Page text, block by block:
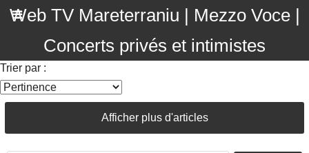
Web TV Mareterraniu | Mezzo Voce |
Concerts privés et intimistes
Trier par :
Afficher plus d'articles